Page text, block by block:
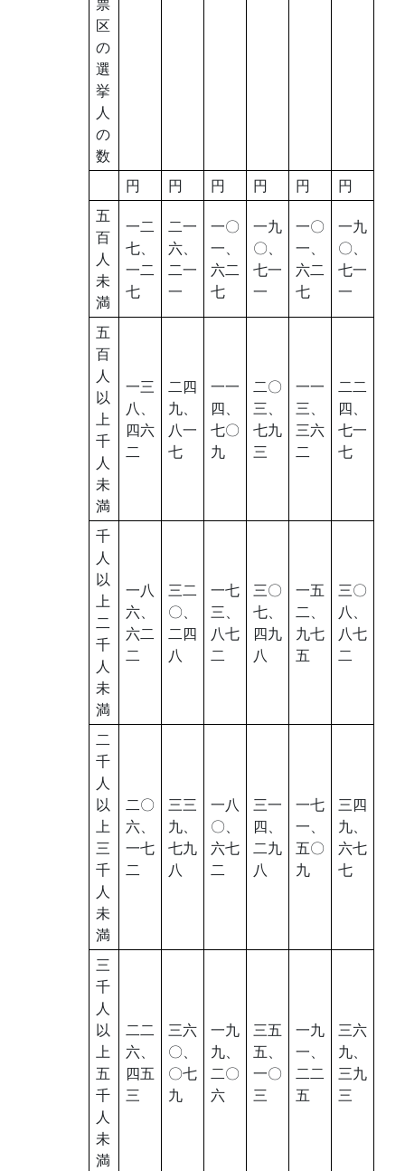
区
の
選
挙
人
の
数
円
円 円 円 円
円
五
百
人
未
満
一二
七、
一二
七
二一
六、
二一
一
一〇
一、
六二
七
一九
〇、
七一
一
一〇
一、
六二
七
一九
〇、
七一
一
五
百
人
以
上
千
人
未
満
一三
八、
四六
二
二四
九、
八一
七
一一
四、
七〇
九
二〇
三、
七九
三
一一
三、
三六
二
二二
四、
七一
七
千
人
以
上
二
千
人
未
満
一八
六、
六二
二
三二
〇、
二四
八
一七
三、
八七
二
三〇
七、
四九
八
一五
二、
九七
五
三〇
八、
八七
二
二
千
人
以
上
三
千
人
未
満
二〇
六、
一七
二
三三
九、
七九
八
一八
〇、
六七
二
三一
四、
二九
八
一七
一、
五〇
九
三四
九、
六七
七
三
千
人
以
上
五
千
人
未
満
二二
六、
四五
三
三六
〇、
〇七
九
一九
九、
二〇
六
三五
五、
一〇
三
一九
一、
二二
五
三六
九、
三九
三